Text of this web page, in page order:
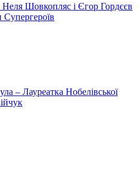
Шовкопляс і Єгор Гордєєв
Супергероїв
– Лауреатка Нобелівської